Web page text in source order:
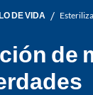
DE VIDA /
de